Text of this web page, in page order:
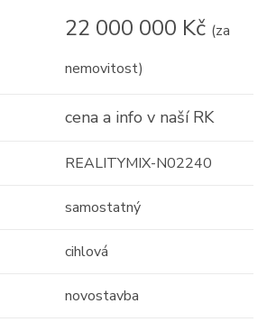
22 000 000 Kč (za
nemovitost)
cena a info v naší RK
REALITYMIX-N02240
samostatný
cihlová
novostavba